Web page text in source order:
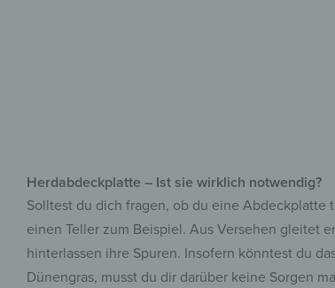
Herdabdeckplatte – Ist sie wirklich notwendig?
Solltest du dich fragen, ob du eine Abdeckplatte
einen Teller zum Beispiel. Aus Versehen gleitet
hinterlassen ihre Spuren. Insofern könntest du
Dünengras, musst du dir darüber keine Sorgen